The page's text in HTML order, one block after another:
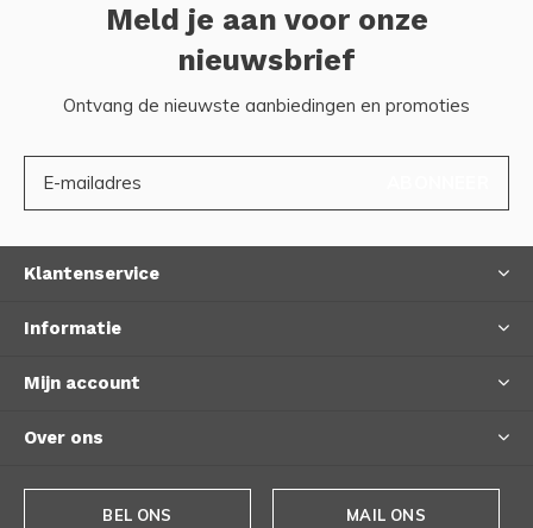
Meld je aan voor onze
nieuwsbrief
Ontvang de nieuwste aanbiedingen en promoties
Klantenservice
Informatie
Mijn account
Over ons
BEL ONS MAIL ONS